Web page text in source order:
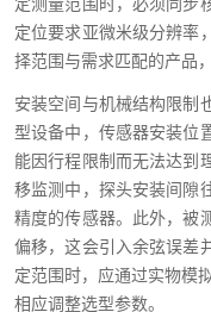
定位要求亚微米级分辨率
择范围与需求匹配的产品
安装空间与机械结构限制
型设备中，传感器安装位
能因行程限制而无法达到
移监测中，探头安装间隙
精度的传感器。此外，被
偏移，这会引入余弦误差
定范围时，应通过实物模
相应调整选型参数。